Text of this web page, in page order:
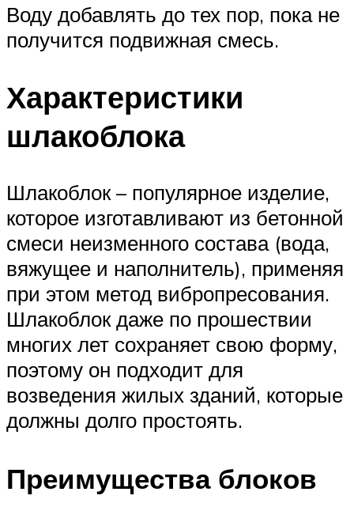
Воду добавлять до тех пор, пока не
получится подвижная смесь.
Характеристики
шлакоблока
Шлакоблок – популярное изделие,
которое изготавливают из бетонной
смеси неизменного состава (вода,
вяжущее и наполнитель), применяя
при этом метод вибропресования.
Шлакоблок даже по прошествии
многих лет сохраняет свою форму,
поэтому он подходит для
возведения жилых зданий, которые
должны долго простоять.
Преимущества блоков